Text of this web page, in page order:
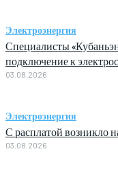
Электроэнергия
Специалисты
подключение к
03.08.2026
Электроэнергия
С расплатой возникло
03.08.2026